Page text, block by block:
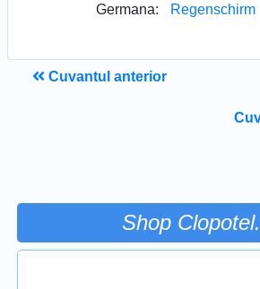
Germana: Regenschirm
Cuvantul anterior
Shop